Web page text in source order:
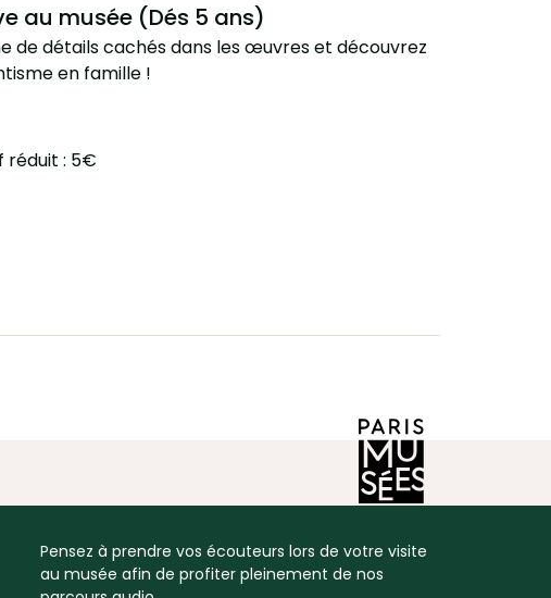
au musée (Dés 5 ans)
de détails cachés dans les œuvres et découvrez
en famille !
réduit : 5€
Pensez à prendre vos écouteurs lors de votre visite
au musée afin de profiter pleinement de nos